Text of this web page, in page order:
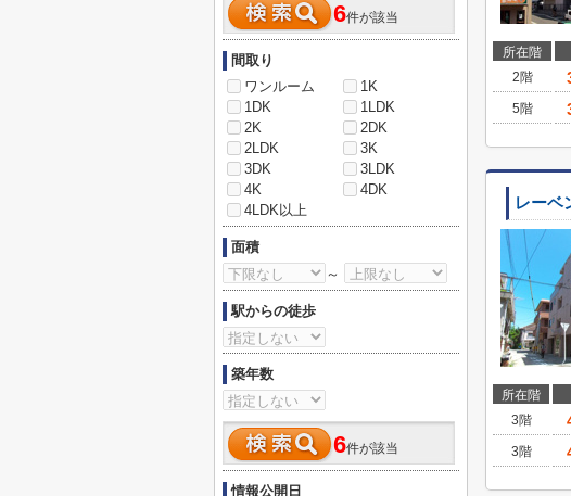
所在階
2階
5階
レー
所在階
3階
3階
6件が該当
間取り
ワンルーム
1K
1DK
1LDK
2K
2DK
2LDK
3K
3DK
3LDK
4K
4DK
4LDK以上
面積
～
駅からの徒歩
築年数
6件が該当
情報公開日